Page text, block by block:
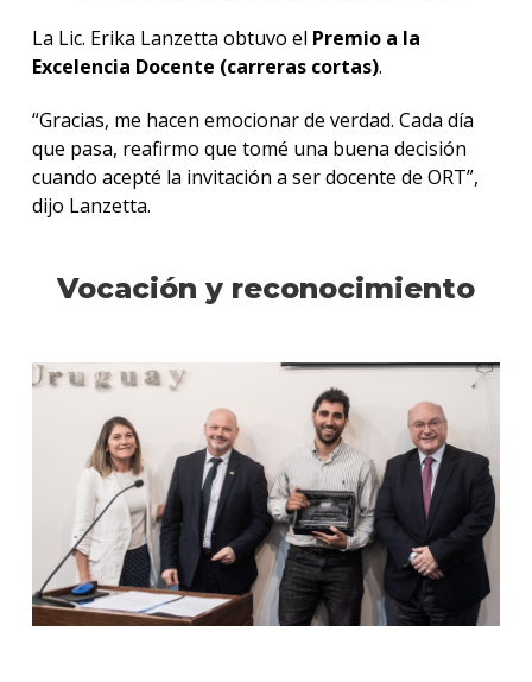
La Lic. Erika Lanzetta obtuvo el Premio a la
Excelencia Docente (carreras cortas).
“Gracias, me hacen emocionar de verdad. Cada día
que pasa, reafirmo que tomé una buena decisión
cuando acepté la invitación a ser docente de ORT”,
dijo Lanzetta.
Vocación y reconocimiento